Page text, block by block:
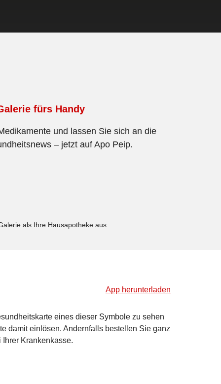
fürs Handy
und lassen Sie sich an die
– jetzt auf Apo Peip.
als Ihre Hausapotheke aus.
App herunterladen
eines dieser Symbole zu sehen
damit einlösen. Andernfalls bestellen Sie ganz
Krankenkasse.